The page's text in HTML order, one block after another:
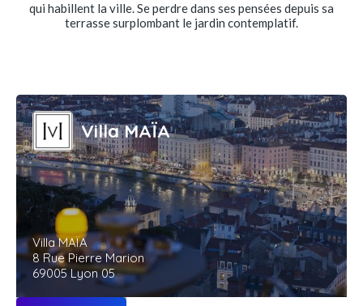
qui habillent la ville. Se perdre dans ses pensées depuis sa
terrasse surplombant le jardin contemplatif.
Villa MAÏA
Villa MAÏA
8 Rue Pierre Marion
69005 Lyon 05